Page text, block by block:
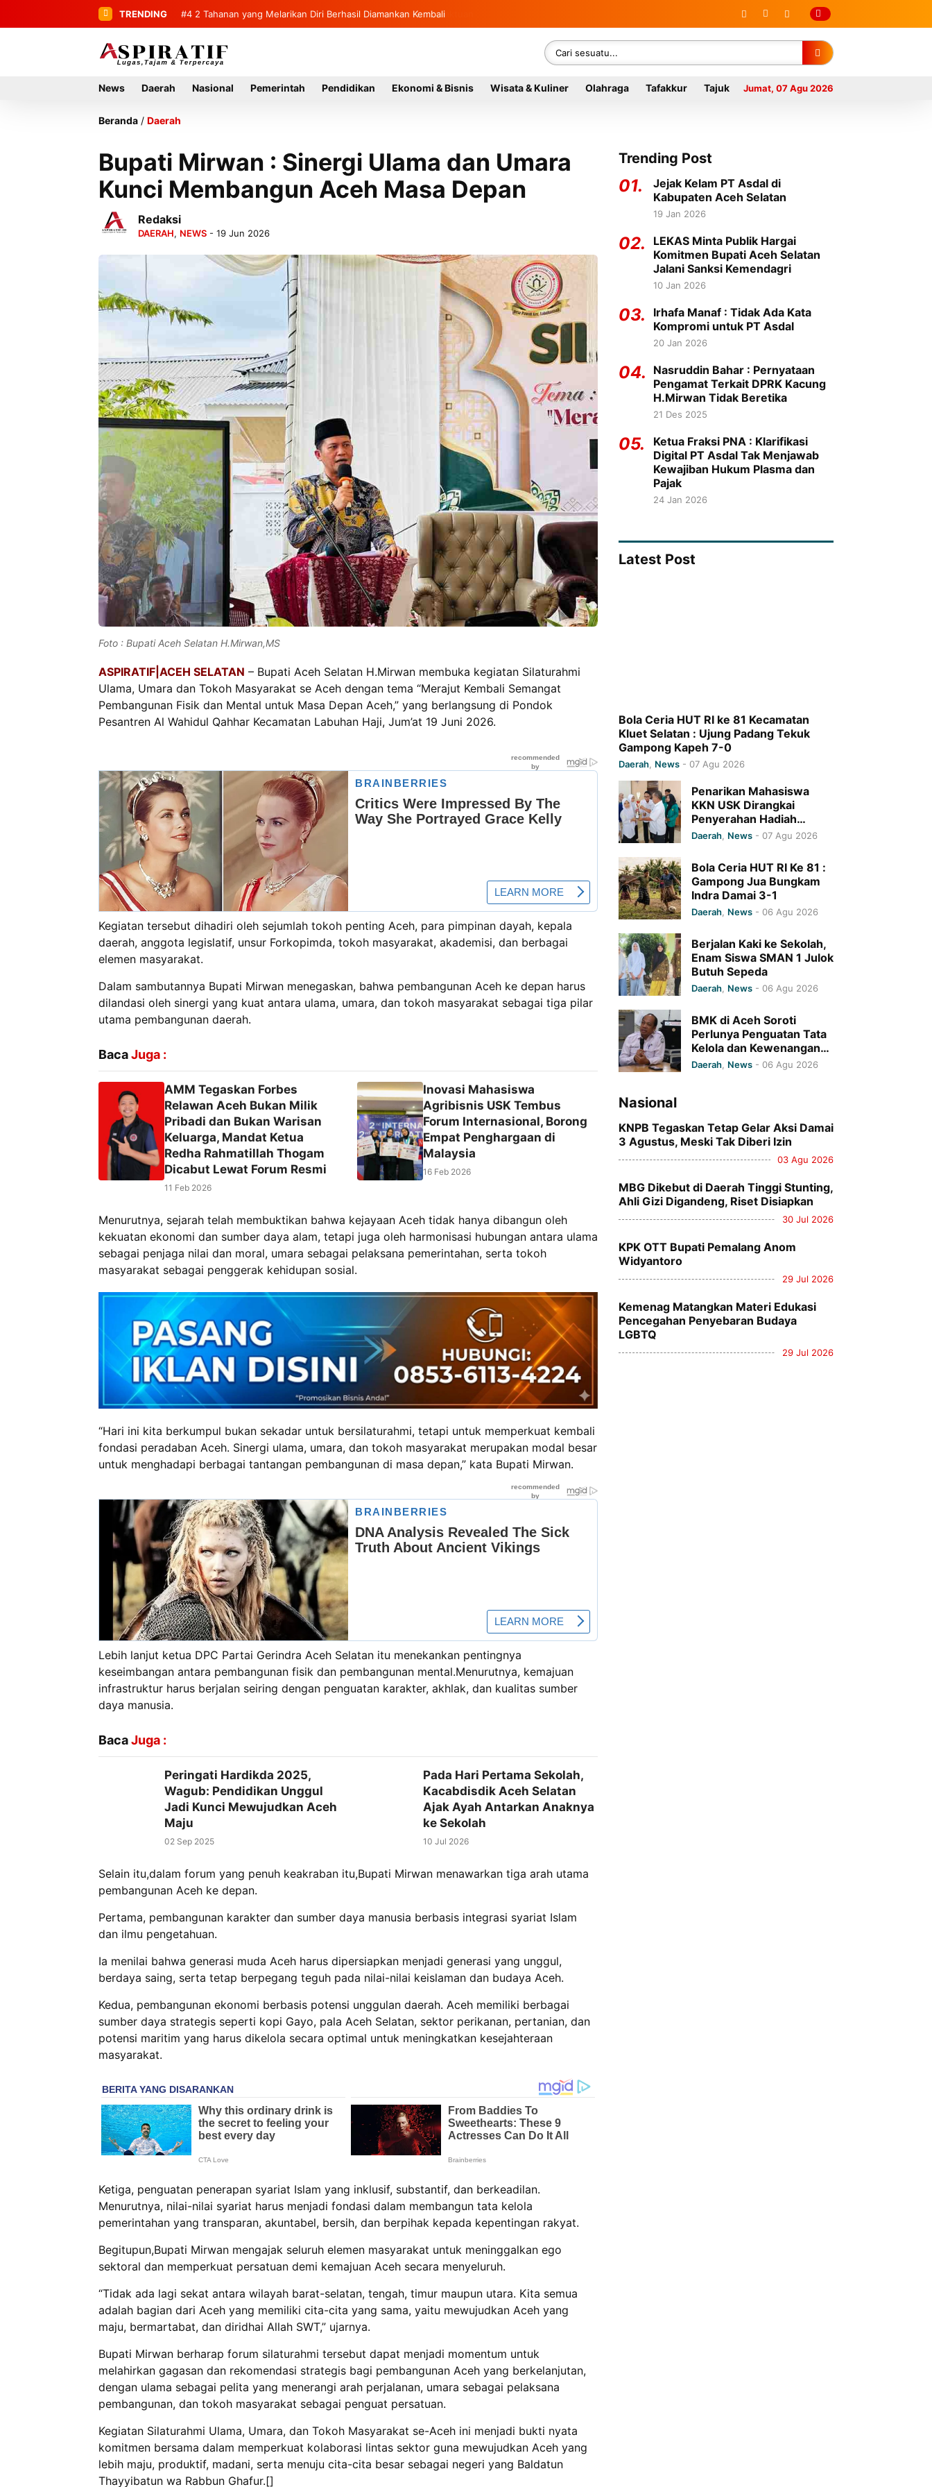
TRENDING #4 2 Tahanan yang Melarikan Diri Berhasil Diamankan Kembali
News Daerah Nasional Pemerintah Pendidikan Ekonomi & Bisnis Wisata & Kuliner Olahraga Tafakkur Tajuk Jumat, 07 Agu 2026
Beranda / Daerah
Bupati Mirwan : Sinergi Ulama dan Umara
Kunci Membangun Aceh Masa Depan
Redaksi
DAERAH, NEWS - 19 Jun 2026
Foto : Bupati Aceh Selatan H.Mirwan,MS
ASPIRATIF|ACEH SELATAN – Bupati Aceh Selatan H.Mirwan membuka kegiatan Silaturahmi
Ulama, Umara dan Tokoh Masyarakat se Aceh dengan tema “Merajut Kembali Semangat
Pembangunan Fisik dan Mental untuk Masa Depan Aceh,” yang berlangsung di Pondok
Pesantren Al Wahidul Qahhar Kecamatan Labuhan Haji, Jum’at 19 Juni 2026.
Kegiatan tersebut dihadiri oleh sejumlah tokoh penting Aceh, para pimpinan dayah, kepala
daerah, anggota legislatif, unsur Forkopimda, tokoh masyarakat, akademisi, dan berbagai
elemen masyarakat.
Dalam sambutannya Bupati Mirwan menegaskan, bahwa pembangunan Aceh ke depan harus
dilandasi oleh sinergi yang kuat antara ulama, umara, dan tokoh masyarakat sebagai tiga pilar
utama pembangunan daerah.
BacaJuga :
AMM Tegaskan Forbes
Relawan Aceh Bukan Milik
Pribadi dan Bukan Warisan
Keluarga, Mandat Ketua
Redha Rahmatillah Thogam
Dicabut Lewat Forum Resmi
11 Feb 2026
Inovasi Mahasiswa
Agribisnis USK Tembus
Forum Internasional, Borong
Empat Penghargaan di
Malaysia
16 Feb 2026
Menurutnya, sejarah telah membuktikan bahwa kejayaan Aceh tidak hanya dibangun oleh
kekuatan ekonomi dan sumber daya alam, tetapi juga oleh harmonisasi hubungan antara ulama
sebagai penjaga nilai dan moral, umara sebagai pelaksana pemerintahan, serta tokoh
masyarakat sebagai penggerak kehidupan sosial.
“Hari ini kita berkumpul bukan sekadar untuk bersilaturahmi, tetapi untuk memperkuat kembali
fondasi peradaban Aceh. Sinergi ulama, umara, dan tokoh masyarakat merupakan modal besar
untuk menghadapi berbagai tantangan pembangunan di masa depan,” kata Bupati Mirwan.
Lebih lanjut ketua DPC Partai Gerindra Aceh Selatan itu menekankan pentingnya
keseimbangan antara pembangunan fisik dan pembangunan mental.Menurutnya, kemajuan
infrastruktur harus berjalan seiring dengan penguatan karakter, akhlak, dan kualitas sumber
daya manusia.
BacaJuga :
Peringati Hardikda 2025,
Wagub: Pendidikan Unggul
Jadi Kunci Mewujudkan Aceh
Maju
02 Sep 2025
Pada Hari Pertama Sekolah,
Kacabdisdik Aceh Selatan
Ajak Ayah Antarkan Anaknya
ke Sekolah
10 Jul 2026
Selain itu,dalam forum yang penuh keakraban itu,Bupati Mirwan menawarkan tiga arah utama
pembangunan Aceh ke depan.
Pertama, pembangunan karakter dan sumber daya manusia berbasis integrasi syariat Islam
dan ilmu pengetahuan.
Ia menilai bahwa generasi muda Aceh harus dipersiapkan menjadi generasi yang unggul,
berdaya saing, serta tetap berpegang teguh pada nilai-nilai keislaman dan budaya Aceh.
Kedua, pembangunan ekonomi berbasis potensi unggulan daerah. Aceh memiliki berbagai
sumber daya strategis seperti kopi Gayo, pala Aceh Selatan, sektor perikanan, pertanian, dan
potensi maritim yang harus dikelola secara optimal untuk meningkatkan kesejahteraan
masyarakat.
Ketiga, penguatan penerapan syariat Islam yang inklusif, substantif, dan berkeadilan.
Menurutnya, nilai-nilai syariat harus menjadi fondasi dalam membangun tata kelola
pemerintahan yang transparan, akuntabel, bersih, dan berpihak kepada kepentingan rakyat.
Begitupun,Bupati Mirwan mengajak seluruh elemen masyarakat untuk meninggalkan ego
sektoral dan memperkuat persatuan demi kemajuan Aceh secara menyeluruh.
“Tidak ada lagi sekat antara wilayah barat-selatan, tengah, timur maupun utara. Kita semua
adalah bagian dari Aceh yang memiliki cita-cita yang sama, yaitu mewujudkan Aceh yang
maju, bermartabat, dan diridhai Allah SWT,” ujarnya.
Bupati Mirwan berharap forum silaturahmi tersebut dapat menjadi momentum untuk
melahirkan gagasan dan rekomendasi strategis bagi pembangunan Aceh yang berkelanjutan,
dengan ulama sebagai pelita yang menerangi arah perjalanan, umara sebagai pelaksana
pembangunan, dan tokoh masyarakat sebagai penguat persatuan.
Kegiatan Silaturahmi Ulama, Umara, dan Tokoh Masyarakat se-Aceh ini menjadi bukti nyata
komitmen bersama dalam memperkuat kolaborasi lintas sektor guna mewujudkan Aceh yang
lebih maju, produktif, madani, serta menuju cita-cita besar sebagai negeri yang Baldatun
Thayyibatun wa Rabbun Ghafur.[]
Trending Post
01.
Jejak Kelam PT Asdal di
Kabupaten Aceh Selatan
19 Jan 2026
02.
LEKAS Minta Publik Hargai
Komitmen Bupati Aceh Selatan
Jalani Sanksi Kemendagri
10 Jan 2026
03.
Irhafa Manaf : Tidak Ada Kata
Kompromi untuk PT Asdal
20 Jan 2026
04.
Nasruddin Bahar : Pernyataan
Pengamat Terkait DPRK Kacung
H.Mirwan Tidak Beretika
21 Des 2025
05.
Ketua Fraksi PNA : Klarifikasi
Digital PT Asdal Tak Menjawab
Kewajiban Hukum Plasma dan
Pajak
24 Jan 2026
Latest Post
Bola Ceria HUT RI ke 81 Kecamatan
Kluet Selatan : Ujung Padang Tekuk
Gampong Kapeh 7-0
Daerah News - 07 Agu 2026
Penarikan Mahasiswa
KKN USK Dirangkai
Penyerahan Hadiah
Lomba Cerdas Cermat,
Juara I
Daerah News - 07 Agu 2026
Bola Ceria HUT RI Ke 81 :
Gampong Jua Bungkam
Indra Damai 3-1
Daerah News - 06 Agu 2026
Berjalan Kaki ke Sekolah,
Enam Siswa SMAN 1 Julok
Butuh Sepeda
Daerah News - 06 Agu 2026
BMK di Aceh Soroti
Perlunya Penguatan Tata
Kelola dan Kewenangan
Monitoring Program
Daerah News - 06 Agu 2026
Nasional
KNPB Tegaskan Tetap Gelar Aksi Damai
3 Agustus, Meski Tak Diberi Izin
03 Agu 2026
MBG Dikebut di Daerah Tinggi Stunting,
Ahli Gizi Digandeng, Riset Disiapkan
30 Jul 2026
KPK OTT Bupati Pemalang Anom
Widyantoro
29 Jul 2026
Kemenag Matangkan Materi Edukasi
Pencegahan Penyebaran Budaya
LGBTQ
29 Jul 2026